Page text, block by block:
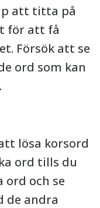
att titta på
för att få
Försök att se
ord som kan
lösa korsord
ord tills du
och se
de andra